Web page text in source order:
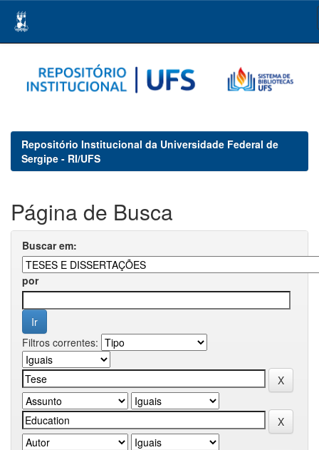
navigation
Repositório Institucional da Universidade Federal de
Sergipe - RI/UFS
Página de Busca
Buscar em:
por
Filtros correntes: